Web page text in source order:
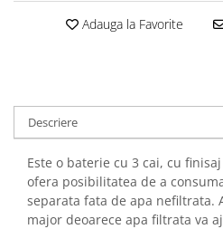
Adauga la Favorite
Descriere
Este o baterie cu 3 cai, cu
ofera posibilitatea de a
separata fata de apa nefiltrata.
major deoarece apa filtrata va